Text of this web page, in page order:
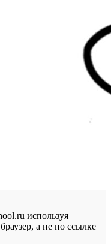
используя
а не по ссылке